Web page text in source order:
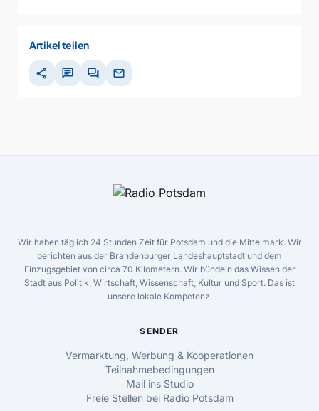
Artikel teilen
share chat forum mail
Wir haben täglich 24 Stunden Zeit für Potsdam und die Mittelmark. Wir
berichten aus der Brandenburger Landeshauptstadt und dem
Einzugsgebiet von circa 70 Kilometern. Wir bündeln das Wissen der
Stadt aus Politik, Wirtschaft, Wissenschaft, Kultur und Sport. Das ist
unsere lokale Kompetenz.
SENDER
Vermarktung, Werbung & Kooperationen
Teilnahmebedingungen
Mail ins Studio
Freie Stellen bei Radio Potsdam